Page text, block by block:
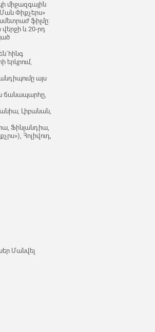
միջազգային
Փիքչերս»
ֆիլմը:
և 20-րդ
երկրում,
այս
ճանապարհը,
Լիբանան,
Ֆինլանդիա,
Հոլիվուդ,
Մանվել